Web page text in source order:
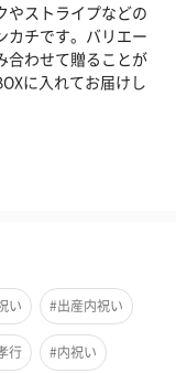
やストライプなどの
カチです。バリエー
合わせて贈ることが
に入れてお届けし
い #出産内祝い
行 #内祝い